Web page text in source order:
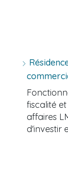
fiscalité
affaires
d'investir